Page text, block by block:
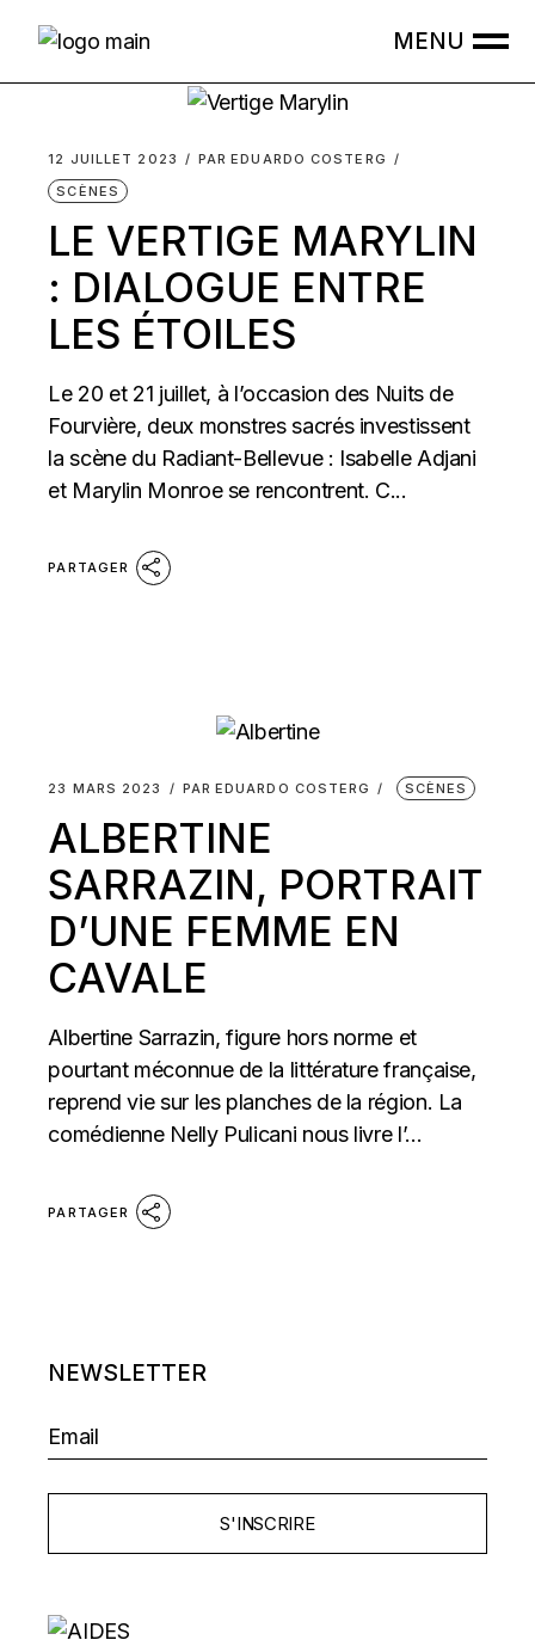
12 JUILLET 2023 PAR EDUARDO COSTERG
SCÈNES
LE VERTIGE MARYLIN
: DIALOGUE ENTRE
LES ÉTOILES
Le 20 et 21 juillet, à l’occasion des Nuits de
Fourvière, deux monstres sacrés investissent
la scène du Radiant-Bellevue : Isabelle Adjani
et Marylin Monroe se rencontrent. C...
PARTAGER
23 MARS 2023 PAR EDUARDO COSTERG SCÈNES
ALBERTINE
SARRAZIN, PORTRAIT
D’UNE FEMME EN
CAVALE
Albertine Sarrazin, figure hors norme et
pourtant méconnue de la littérature française,
reprend vie sur les planches de la région. La
comédienne Nelly Pulicani nous livre l’...
PARTAGER
NEWSLETTER
S'INSCRIRE